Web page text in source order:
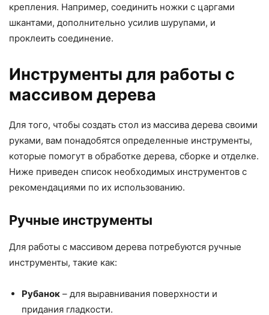
крепления. Например, соединить ножки с царгами
шкантами, дополнительно усилив шурупами, и
проклеить соединение.
Инструменты для работы с
массивом дерева
Для того, чтобы создать стол из массива дерева своими
руками, вам понадобятся определенные инструменты,
которые помогут в обработке дерева, сборке и отделке.
Ниже приведен список необходимых инструментов с
рекомендациями по их использованию.
Ручные инструменты
Для работы с массивом дерева потребуются ручные
инструменты, такие как:
Рубанок – для выравнивания поверхности и
придания гладкости.